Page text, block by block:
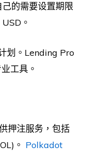
的需要设置期限
。
划。Lending Pro
工具。
押注服务，包括
。 Polkadot